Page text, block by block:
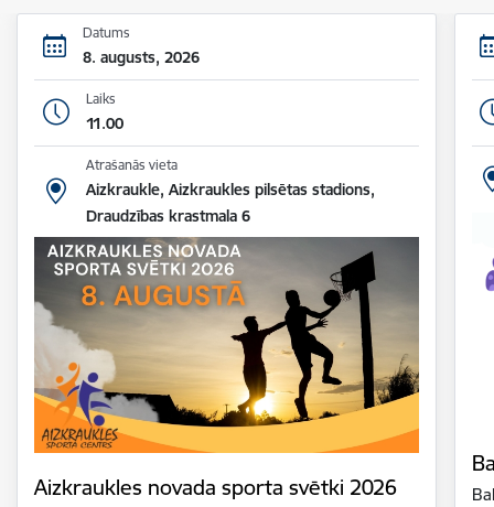
Datums
8. augusts, 2026
Laiks
11.00
Atrašanās vieta
Aizkraukle, Aizkraukles pilsētas stadions,
Draudzības krastmala 6
Aizkraukles novada sporta svētki 2026